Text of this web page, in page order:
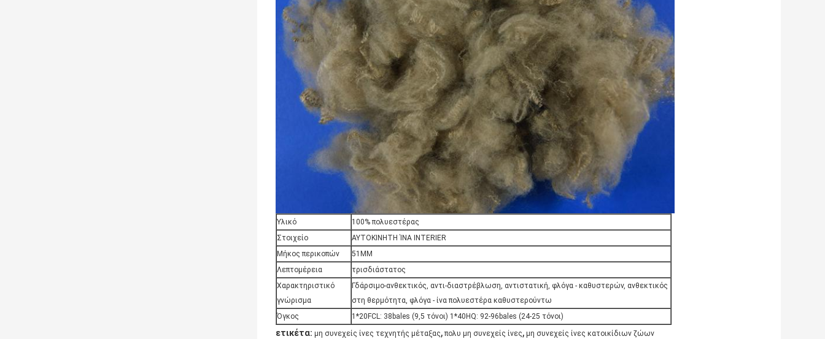
Υλικό
100% πολυεστέρας
Στοιχείο
ΑΥΤΟΚΙΝΗΤΗ ΊΝΑ INTERIER
Μήκος περικοπών
51MM
Λεπτομέρεια
τρισδιάστατος
Χαρακτηριστικό
γνώρισμα
Γδάρσιμο-ανθεκτικός, αντι-διαστρέβλωση, αντιστατική, φλόγα - καθυστερών, ανθεκτικός
στη θερμότητα, φλόγα - ίνα πολυεστέρα καθυστερούντω
Όγκος
1*20FCL: 38bales (9,5 τόνοι) 1*40HQ: 92-96bales (24-25 τόνοι)
ετικέτα: μη συνεχείς ίνες τεχνητής μέταξας, πολυ μη συνεχείς ίνες, μη συνεχείς ίνες κατοικίδιων ζώων